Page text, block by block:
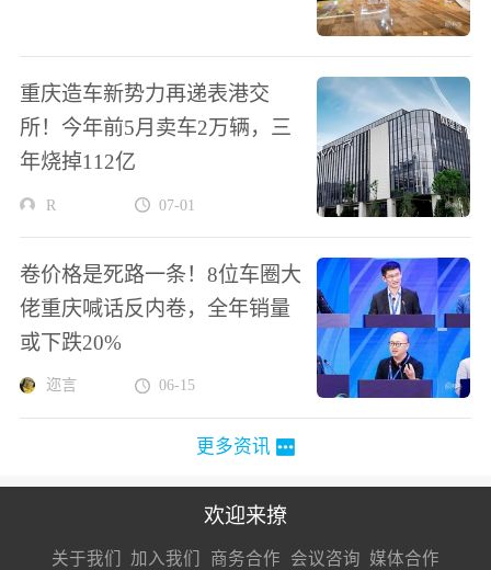
重庆造车新势力再递表港交
所！今年前5月卖车2万辆，三
年烧掉112亿
R 07-01
卷价格是死路一条！8位车圈大
佬重庆喊话反内卷，全年销量
或下跌20%
迩言 06-15
更多资讯
欢迎来撩
关于我们 加入我们
接扔简历
商务合作
接开聊
会议咨询 媒体合作
接开聊